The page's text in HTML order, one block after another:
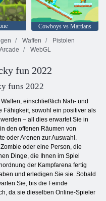
Cowboys vs Martians
Waffen
Pistolen
Arcade WebGL
fun 2022
funs 2022
einschließlich Nah- und
Fähigkeit, sowohl ein positiver als
– all dies erwartet Sie in
den offenen Räumen von
oder Arenen zur Auswahl.
oder eine Person, die
Dinge, die Ihnen im Spiel
der Kampfarena fertig
und erledigen Sie sie. Sobald
Sie, bis die Feinde
da sie dieselben Online-Spieler